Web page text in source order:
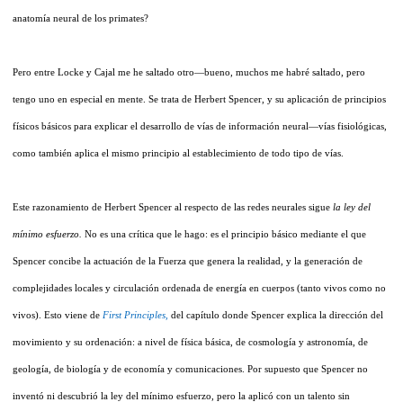
anatomía neural de los primates?
Pero entre Locke y Cajal me he saltado otro—bueno, muchos me habré saltado, pero
tengo uno en especial en mente. Se trata de Herbert Spencer, y su aplicación de principios
físicos básicos para explicar el desarrollo de vías de información neural—vías fisiológicas,
como también aplica el mismo principio al establecimiento de todo tipo de vías.
Este razonamiento de Herbert Spencer al respecto de las redes neurales sigue la ley del
mínimo esfuerzo. No es una crítica que le hago: es el principio básico mediante el que
Spencer concibe la actuación de la Fuerza que genera la realidad, y la generación de
complejidades locales y circulación ordenada de energía en cuerpos (tanto vivos como no
vivos). Esto viene de First Principles, del capítulo donde Spencer explica la dirección del
movimiento y su ordenación: a nivel de física básica, de cosmología y astronomía, de
geología, de biología y de economía y comunicaciones. Por supuesto que Spencer no
inventó ni descubrió la ley del mínimo esfuerzo, pero la aplicó con un talento sin